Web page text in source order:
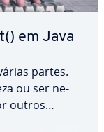
em Java
partes.
ou ser ne­
outros